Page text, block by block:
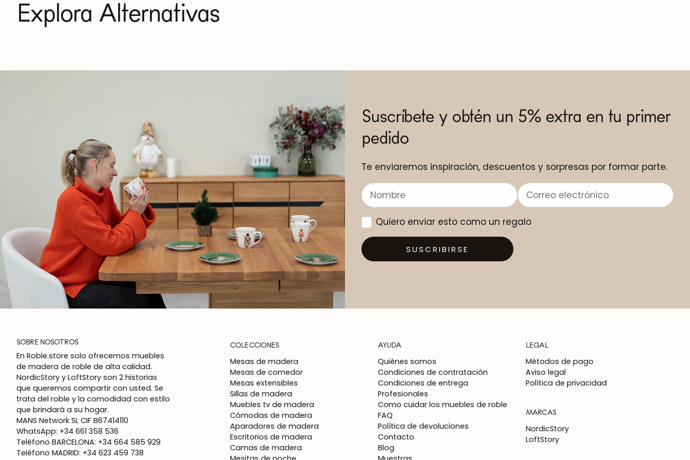
Explora Alternativas
Suscríbete y obtén un 5% extra en tu primer
pedido
Te enviaremos inspiración, descuentos y sorpresas por formar parte.
Quiero enviar esto como un regalo
SUSCRIBIRSE
SOBRE NOSOTROS
En Roble.store solo ofrecemos muebles
de madera de roble de alta calidad.
NordicStory y LoftStory son 2 historias
que queremos compartir con usted. Se
trata del roble y la comodidad con estilo
que brindará a su hogar.
MANS Network SL CIF B67414110
WhatsApp: +34 661 358 536
Teléfono BARCELONA: +34 664 585 929
Teléfono MADRID: +34 623 459 738
COLECCIONES
Mesas de madera
Mesas de comedor
Mesas extensibles
Sillas de madera
Muebles tv de madera
Cómodas de madera
Aparadores de madera
Escritorios de madera
Camas de madera
AYUDA
Quiénes somos
Condiciones de contratación
Condiciones de entrega
Profesionales
Como cuidar los muebles de roble
FAQ
Política de devoluciones
Contacto
Blog
LEGAL
Métodos de pago
Aviso legal
Política de privacidad
MARCAS
NordicStory
LoftStory